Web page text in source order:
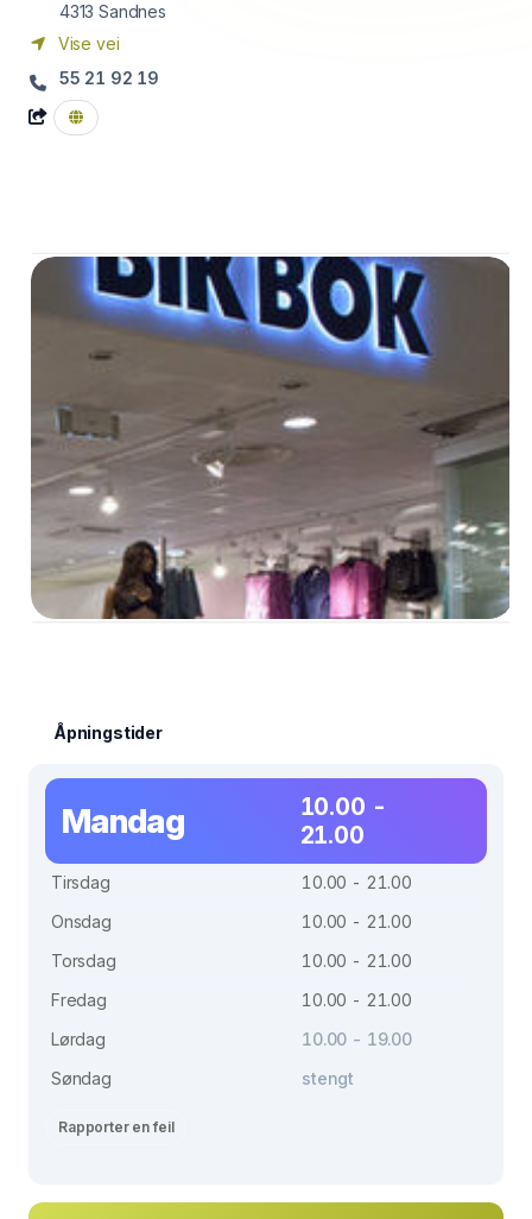
4313 Sandnes
Vise vei
55 21 92 19
Åpningstider
Mandag
10.00 -
21.00
Tirsdag
10.00 - 21.00
Onsdag
10.00 - 21.00
Torsdag
10.00 - 21.00
Fredag
10.00 - 21.00
Lørdag
10.00 - 19.00
Søndag
stengt
Rapporter en feil